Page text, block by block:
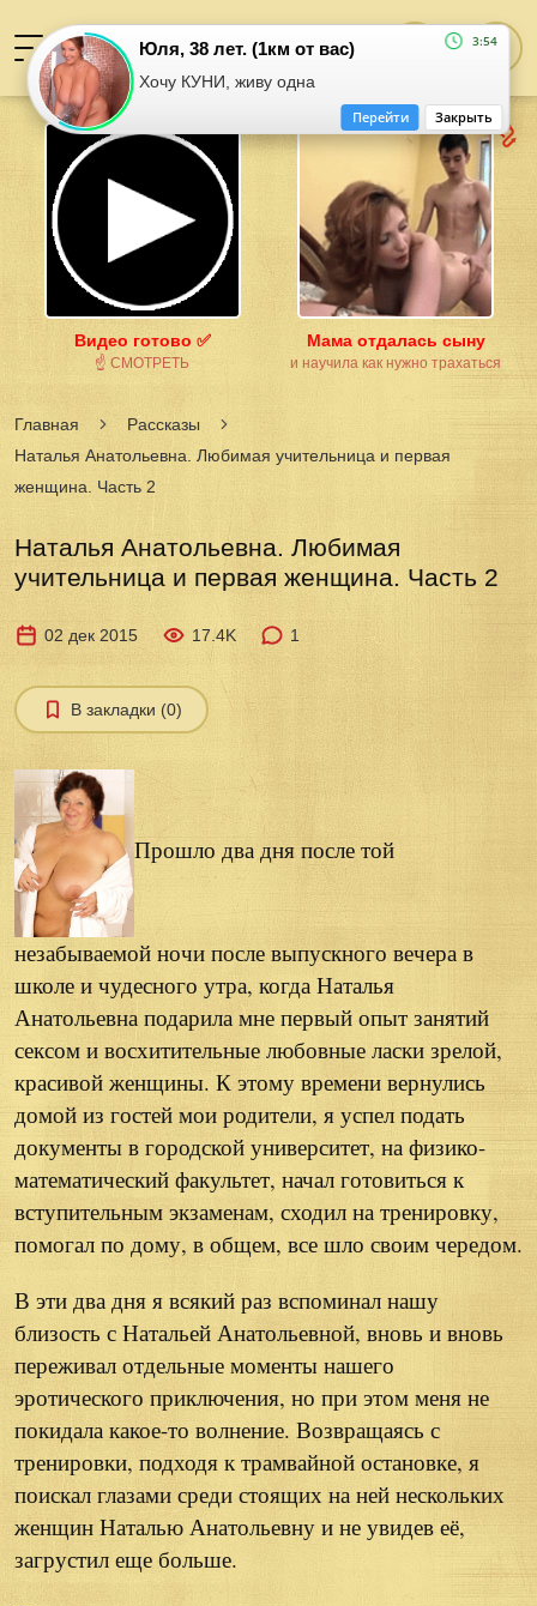
Видео готово ✅
☝ СМОТРЕТЬ
Мама отдалась сыну
и научила как нужно трахаться
Главная
Рассказы
Наталья Анатольевна. Любимая учительница и первая
женщина. Часть 2
Наталья Анатольевна. Любимая
учительница и первая женщина. Часть 2
02 дек 2015 17.4K 1
В закладки (0)
Прошло два дня после той
незабываемой ночи после выпускного вечера в
школе и чудесного утра, когда Наталья
Анатольевна подарила мне первый опыт занятий
сексом и восхитительные любовные ласки зрелой,
красивой женщины. К этому времени вернулись
домой из гостей мои родители, я успел подать
документы в городской университет, на физико-
математический факультет, начал готовиться к
вступительным экзаменам, сходил на тренировку,
помогал по дому, в общем, все шло своим чередом.
В эти два дня я всякий раз вспоминал нашу
близость с Натальей Анатольевной, вновь и вновь
переживал отдельные моменты нашего
эротического приключения, но при этом меня не
покидала какое-то волнение. Возвращаясь с
тренировки, подходя к трамвайной остановке, я
поискал глазами среди стоящих на ней нескольких
женщин Наталью Анатольевну и не увидев её,
загрустил еще больше.
Юля, 38 лет. (1км от вас)
Хочу КУНИ, живу одна
3:54
Закрыть
Перейти